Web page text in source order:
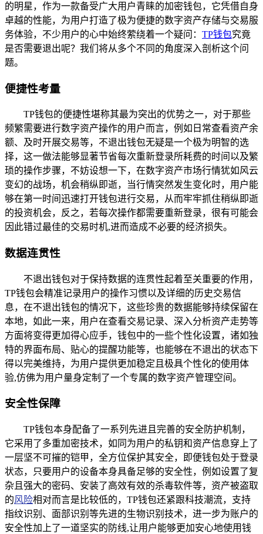
的明星，作为一款备受广大用户青睐的加密钱包，它凭借自身
卓越的性能，为用户打造了极为便捷的数字资产存储与交易服
务体验，不少用户的心中始终萦绕着一个疑问： TP钱包究竟
是否需要退出呢？我们将从多个不同的角度深入剖析这个问
题。
便捷性考量
TP钱包的便捷性堪称其最为突出的优势之一，对于那些
频繁需要进行数字资产操作的用户而言，例如日常查看资产余
额、及时开展交易等，不退出钱包无疑是一个极为明智的选
择，这一做法能够显著节省每次重新登录所耗费的时间以及繁
琐的操作步骤，不妨设想一下，在数字资产市场行情犹如风云
变幻的战场，机会稍纵即逝，当行情突然发生变化时，用户能
够在第一时间迅速打开钱包进行交易，从而牢牢抓住稍纵即逝
的投资机会，反之，若每次操作都需要重新登录，很有可能会
因此错过最佳的交易时机,进而造成不必要的经济损失。
数据连贯性
不退出钱包对于保持数据的连贯性起着至关重要的作用，
TP钱包会精准记录用户的操作习惯以及详细的历史交易信
息，在不退出钱包的情况下，这些珍贵的数据能够持续保留在
本地，如此一来，用户在查看交易记录、深入分析资产走势等
方面将变得更加得心应手，钱包中的一些个性化设置，诸如独
特的界面布局、贴心的提醒功能等，也能够在不退出的状态下
得以完美维持，为用户提供更加稳定且极具个性化的使用体
验,仿佛为用户量身定制了一个专属的数字资产管理空间。
安全性保障
TP钱包本身配备了一系列先进且完善的安全防护机制，
它采用了多重加密技术，如同为用户的私钥和资产信息穿上了
一层坚不可摧的铠甲，全方位保护其安全，即便钱包处于登录
状态，只要用户的设备本身具备足够的安全性，例如设置了复
杂且强大的密码、安装了高效有效的杀毒软件等，资产被盗取
的风险相对而言是比较低的，TP钱包还紧跟科技潮流，支持
指纹识别、面部识别等先进的生物识别技术，进一步为账户的
安全性加上了一道坚实的防线,让用户能够更加安心地使用钱